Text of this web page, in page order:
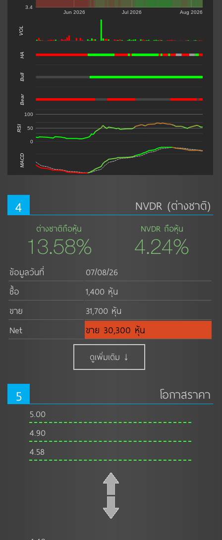
Jun 2026 Jul 2026 Aug 2026
3.4
VOL
HA
Bull
Bear
0
50
100
RSI
MACD
4 NVDR (ต่างชาติ)
ต่างชาติถือหุ้น
13.58%
NVDR ถือหุ้น
4.24%
ข้อมูลวันที่
07/08/26
ซื้อ
1,400 หุ้น
ขาย
31,700 หุ้น
Net
ขาย 30,300 หุ้น
ดูเพิ่มเติม ↓
5 โอกาสราคา
5.00
4.90
4.58